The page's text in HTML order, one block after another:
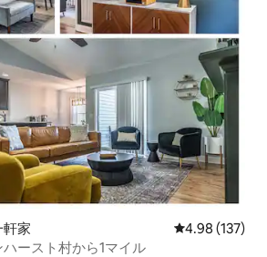
家 レビュー137
4.98 (137)
ースト村から1マイル